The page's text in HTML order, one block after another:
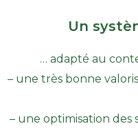
Un
… adapté au
– une très bonne
– une optimisation des